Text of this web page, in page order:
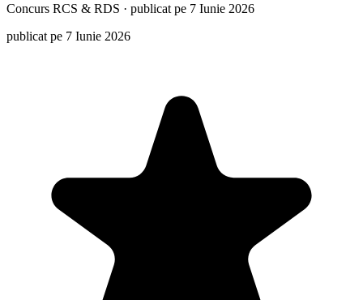
Concurs RCS & RDS · publicat pe 7 Iunie 2026
publicat pe 7 Iunie 2026